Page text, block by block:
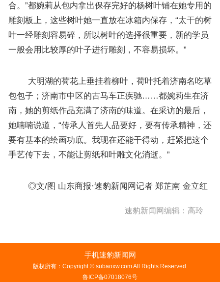
合。”都婉莉从包内拿出保存完好的杨树叶铺在她专用的
雕刻板上，这些树叶她一直放在冰箱内保存，“太干的树
叶一经雕刻容易碎，所以树叶的选择很重要，新的学员
一般会用比较厚的叶子进行雕刻，不容易损坏。”
大明湖的荷花上垂挂着柳叶，荷叶托着济南名吃草
包包子；济南市中区的古马车正疾驰……都婉莉生在济
南，她的剪纸作品充满了济南的味道。在采访的最后，
她喃喃说道，“传承人首先人品要好，要有传承精神，还
要有基本的绘画功底。我现在还能干得动，赶紧把这个
手艺传下去，不能让剪纸和叶雕文化消逝。”
◎文/图 山东商报·速豹新闻网记者 郑芷南 金立红
速豹新闻网编辑：高玲
手机速豹新闻网
版权所有：Copyright © subaoxw.com All Rights Reserved.
鲁ICP备07018076号